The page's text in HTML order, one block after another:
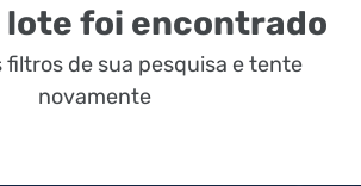
lote foi encontrado
filtros de sua pesquisa e tente
novamente